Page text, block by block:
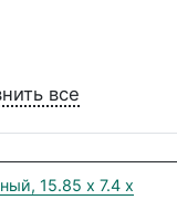
все
15.85 x 7.4 x